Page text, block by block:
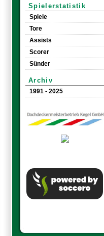
Spielerstatistik
Spiele
Tore
Assists
Scorer
Sünder
Archiv
1991 - 2025